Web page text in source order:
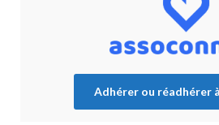
Adhérer ou réadhérer